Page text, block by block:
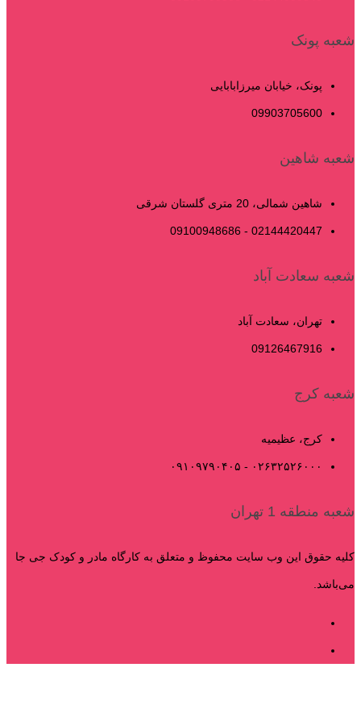
شعبه پونک
پونک، خیابان میرزابابایی
09903705600
شعبه شاهین
شاهین شمالی، 20 متری گلستان شرقی
02144420447 - 09100948686
شعبه سعادت آباد
تهران، سعادت آباد
09126467916
شعبه کرج
کرج، عظیمیه
۰۲۶۳۲۵۲۶۰۰۰ - ۰۹۱۰۹۷۹۰۴۰۵
شعبه منطقه 1 تهران
کلیه حقوق این وب سایت محفوظ و متعلق به کارگاه مادر و کودک جی جا
می‌باشد.